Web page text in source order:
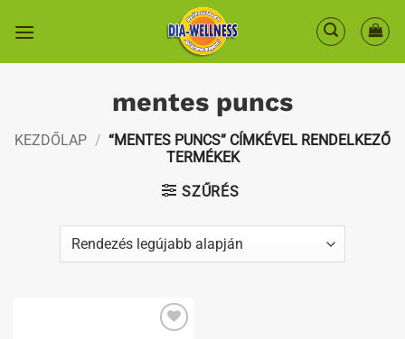
mentes puncs
KEZDŐLAP / “MENTES PUNCS” CÍMKÉVEL RENDELKEZŐ
TERMÉKEK
SZŰRÉS